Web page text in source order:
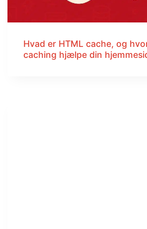
Hvad er HTML cache, og
caching hjælpe din